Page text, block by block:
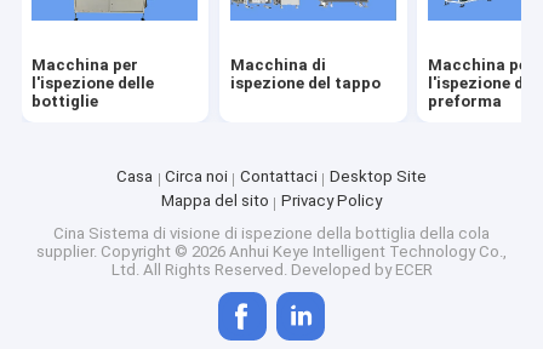
Macchina di ispezione del tappo
Macchina per l'ispezione della preforma
Macchina di ispezione IML
Macchina per
l'ispezione delle
bottiglie
Macchina di
ispezione del tappo
Macchina per
l'ispezione
preforma
Casa Circa noi Contattaci
Desktop Site
Mappa del sito
Privacy Policy
Cina Sistema di visione di ispezione della bottiglia della cola
supplier. Copyright © 2026 Anhui Keye Intelligent Technology Co.,
Ltd. All Rights Reserved. Developed by ECER